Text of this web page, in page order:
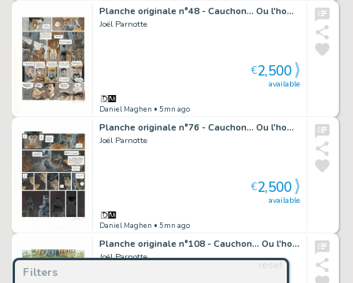
Filters
reset
Planche originale n°48 - Cauchon... Ou l'homme qui tua Jeanne d'Arc
Joël Parnotte
Daniel Maghen • 5mn ago
available
€2,500
Planche originale n°76 - Cauchon... Ou l'homme qui tua Jeanne d'Arc
Joël Parnotte
Daniel Maghen • 5mn ago
available
€2,500
Planche originale n°108 - Cauchon... Ou l'homme qui tua Jeanne d'Arc
Joël Parnotte